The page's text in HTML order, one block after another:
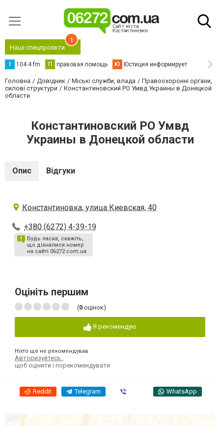
Наші спецпроєкти
1
1 104.4 fm П правовая помощь Ю Юстиция информирует
Головна Довідник Міські служби, влада
Правоохоронні органи,
силові структури
Константиновский РО Умвд Украины в Донецкой
области
Константиновский РО Умвд
Украины в Донецкой области
Опис Відгуки
Константиновка, улица Киевская, 40
+380 (6272) 4-39-19
Будь ласка, скажіть,
що дізналися номер
на сайті 06272.com.ua
Оцініть першим
(0 оцінок)
Я рекомендую
Ніхто ще не рекомендував
Авторизуйтесь
щоб оцінити і порекомендувати
Reddit Telegram WhatsApp